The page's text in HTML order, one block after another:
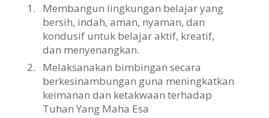
1.
Membangun lingkungan belajar yang
bersih, indah, aman, nyaman, dan
kondusif untuk belajar aktif, kreatif,
dan menyenangkan.
2.
Melaksanakan bimbingan secara
berkesinambungan guna meningkatkan
keimanan dan ketakwaan terhadap
Tuhan Yang Maha Esa